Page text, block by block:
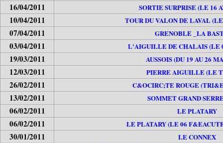
16/04/2011 SORTIE SURPRISE (LE 16
10/04/2011 TOUR DU VALON DE LAVAL
07/04/2011 GRENOBLE _LA
03/04/2011 L'AIGUILLE DE CHALAIS (LE
19/03/2011 AUSSOIS (DU 19 AU 26
12/03/2011 PIERRE AIGUILLE (LE
26/02/2011 C&OCIRC;TE ROUGE
13/02/2011 SOMMET GRAND
06/02/2011 LE PLATARY
06/02/2011 LE PLATARY (LE 06
30/01/2011 LE CONNEX